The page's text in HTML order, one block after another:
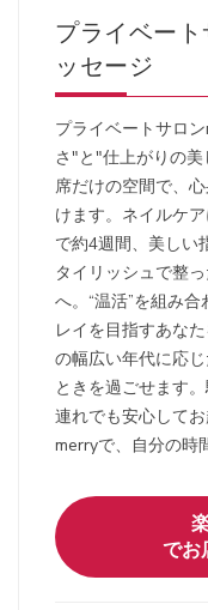
プライベート
ッセージ
プライベートサロ
さ"と"仕上がりの
席だけの空間で、
けます。ネイルケ
で約4週間、美しい
タイリッシュで整
へ。“温活”を組み
レイを目指すあな
の幅広い年代に応
ときを過ごせます
連れでも安心して
merryで、自分の時
でお